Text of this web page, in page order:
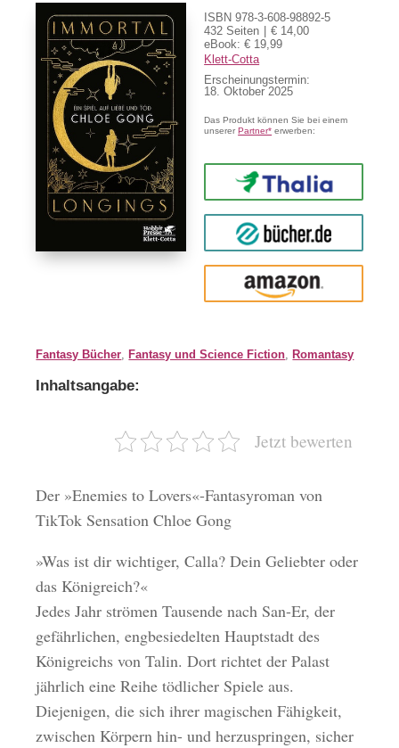
ISBN 978-3-608-98892-5
432 Seiten
€ 14,00
eBook: € 19,99
Klett-Cotta
Erscheinungstermin:
18. Oktober 2025
Das Produkt können Sie bei einem
unsererPartner* erwerben:
Thalia
buecher.de
Amazon
Fantasy Bücher, Fantasy und Science Fiction, Romantasy
Inhaltsangabe:
Jetzt bewerten
Der »Enemies to Lovers«-Fantasyroman von
TikTok Sensation Chloe Gong
»Was ist dir wichtiger, Calla? Dein Geliebter oder
das Königreich?«
Jedes Jahr strömen Tausende nach San-Er, der
gefährlichen, engbesiedelten Hauptstadt des
Königreichs von Talin. Dort richtet der Palast
jährlich eine Reihe tödlicher Spiele aus.
Diejenigen, die sich ihrer magischen Fähigkeit,
zwischen Körpern hin- und herzuspringen, sicher